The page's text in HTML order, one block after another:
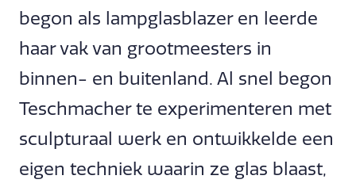
begon als lampglasblazer en leerde
haar vak van grootmeesters in
binnen- en buitenland. Al snel begon
Teschmacher te experimenteren met
sculpturaal werk en ontwikkelde een
eigen techniek waarin ze glas blaast,